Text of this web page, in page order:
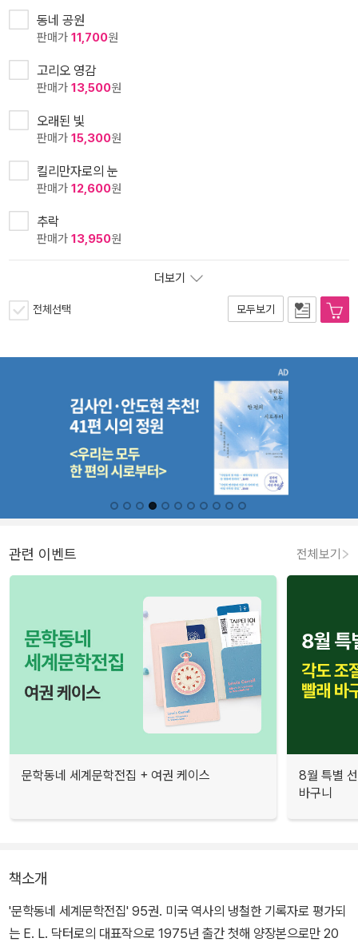
동네 공원
판매가 11,700원
고리오 영감
판매가 13,500원
오래된 빛
판매가 15,300원
킬리만자로의 눈
판매가 12,600원
추락
판매가 13,950원
더보기
전체선택 모두보기
관련 이벤트 전체보기
문학동네 세계문학전집 + 여권 케이스
8월 특별
바구니
책소개
'문학동네 세계문학전집' 95권. 미국 역사의 냉철한 기록자로 평가되
는 E. L. 닥터로의 대표작으로 1975년 출간 첫해 양장본으로만 20